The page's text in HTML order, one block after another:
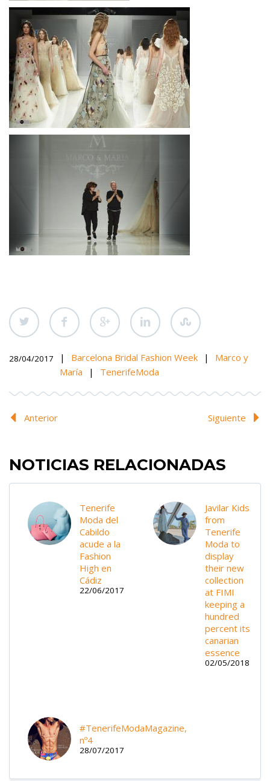
28/04/2017 | Barcelona Bridal Fashion Week |
Marco y
María
| TenerifeModa
Anterior Siguiente
NOTICIAS RELACIONADAS
Tenerife
Moda del
Cabildo
acude a la
Fashion
High en
Cádiz
22/06/2017
Javilar Kids
from
Tenerife
Moda to
display
their new
collection
at FIMI
keeping a
hundred
percent its
canarian
essence
02/05/2018
#TenerifeModaMagazine,
nº4
28/07/2017